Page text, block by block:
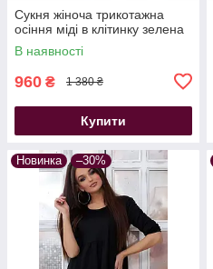
Сукня жіноча трикотажна
осіння міді в клітинку зелена
В наявності
960 ₴ 1 380 ₴
Купити
Новинка –30%